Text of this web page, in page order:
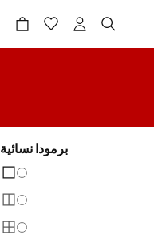
برمودا نسائية